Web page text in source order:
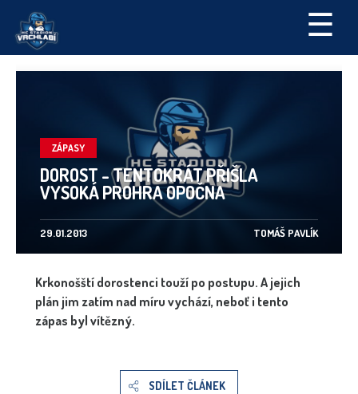
☰
ZÁPASY
DOROST - TENTOKRÁT PŘIŠLA
VYSOKÁ PROHRA OPOČNA
29.01.2013 TOMÁŠ PAVLÍK
Krkonošští dorostenci touží po postupu. A jejich
plán jim zatím nad míru vychází, neboť i tento
zápas byl vítězný.
SDÍLET ČLÁNEK